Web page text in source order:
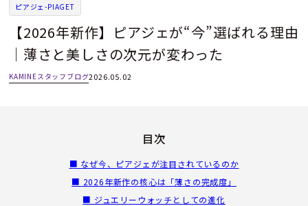
ピアジェ-PIAGET
【2026年新作】ピアジェが“今”選ばれる理由
｜薄さと美しさの次元が変わった
KAMINEスタッフブログ2026.05.02
目次
■ なぜ今、ピアジェが注目されているのか
■ 2026年新作の核心は「薄さの完成度」
■ ジュエリーウォッチとしての進化